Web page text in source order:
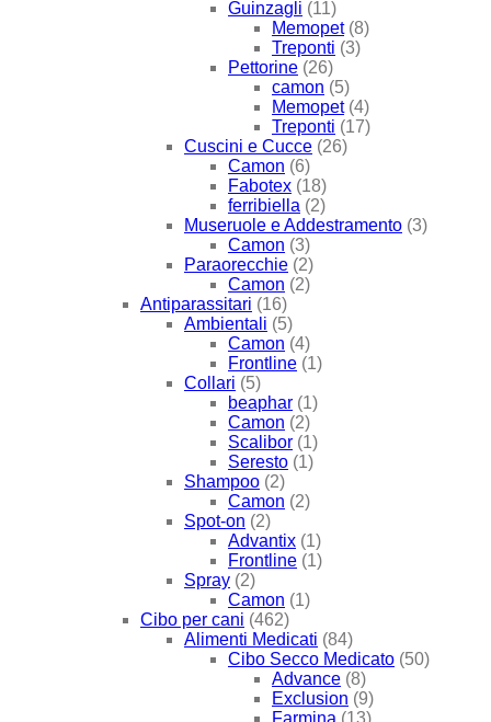
Guinzagli (11)
Memopet (8)
Treponti (3)
Pettorine (26)
camon (5)
Memopet (4)
Treponti (17)
Cuscini e Cucce (26)
Camon (6)
Fabotex (18)
ferribiella (2)
Museruole e Addestramento (3)
Camon (3)
Paraorecchie (2)
Camon (2)
Antiparassitari (16)
Ambientali (5)
Camon (4)
Frontline (1)
Collari (5)
beaphar (1)
Camon (2)
Scalibor (1)
Seresto (1)
Shampoo (2)
Camon (2)
Spot-on (2)
Advantix (1)
Frontline (1)
Spray (2)
Camon (1)
Cibo per cani (462)
Alimenti Medicati (84)
Cibo Secco Medicato (50)
Advance (8)
Exclusion (9)
Farmina (13)